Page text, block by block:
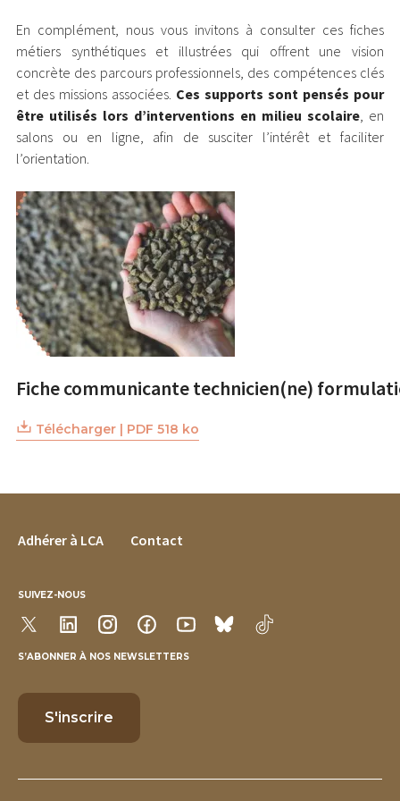
En complément, nous vous invitons à consulter ces fiches
métiers synthétiques et illustrées qui offrent une vision
concrète des parcours professionnels, des compétences clés
et des missions associées. Ces supports sont pensés pour
être utilisés lors d’interventions en milieu scolaire , en
salons ou en ligne, afin de susciter l’intérêt et faciliter
l’orientation.
Fiche communicante technicien(ne)
Télécharger | PDF 518 ko
FOOTER MENU
Adhérer à LCA Contact
SUIVEZ-NOUS
S’ABONNER À NOS NEWSLETTERS